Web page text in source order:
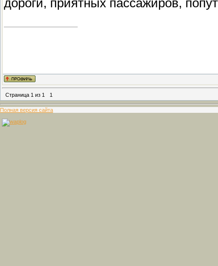
Страница 1 из 1 1
Полная версия сайта